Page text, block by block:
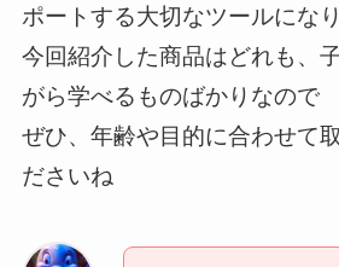
ポートする大切なツールにな
今回紹介した商品はどれも、
がら学べるものばかりなので
ぜひ、年齢や目的に合わせて
ださいね